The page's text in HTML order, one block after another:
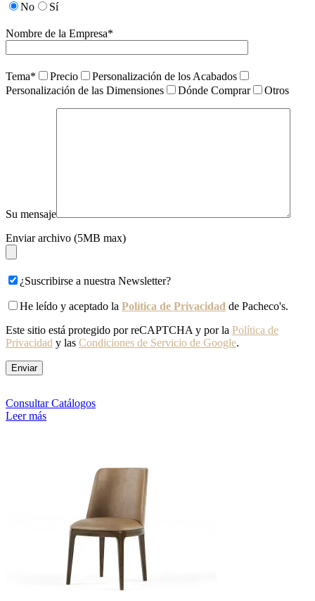
No
Sí
Nombre de la Empresa*
Tema* Precio
Personalización de los Acabados
Personalización de las Dimensiones
Dónde Comprar Otros
Su mensaje
Enviar archivo (5MB max)
¿Suscribirse a nuestra Newsletter?
He leído y aceptado la Política de Privacidad de Pacheco's.
Este sitio está protegido por reCAPTCHA y por la Política de
Privacidad y las Condiciones de Servicio de Google.
Consultar Catálogos
Leer más